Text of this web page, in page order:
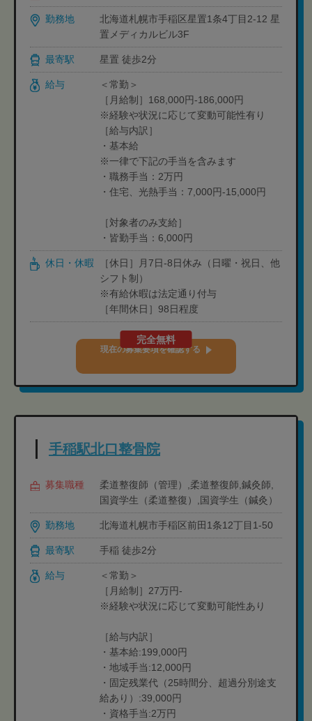
勤務地
北海道札幌市手稲区星置1条4丁目2-12 星
置メディカルビル3F
最寄駅 星置 徒歩2分
給与
＜常勤＞
［月給制］168,000円-186,000円
※経験や状況に応じて変動可能性有り
［給与内訳］
・基本給
※一律で下記の手当を含みます
・職務手当：2万円
・住宅、光熱手当：7,000円-15,000円
［対象者のみ支給］
・皆勤手当：6,000円
休日・休暇
［休日］月7日-8日休み（日曜・祝日、他
シフト制）
※有給休暇は法定通り付与
［年間休日］98日程度
完全無料
現在の募集要項を確認する
手稲駅北口整骨院
募集職種
柔道整復師（管理）,柔道整復師,鍼灸師,
国資学生（柔道整復）,国資学生（鍼灸）
勤務地 北海道札幌市手稲区前田1条12丁目1-50
最寄駅 手稲 徒歩2分
給与
＜常勤＞
［月給制］27万円-
※経験や状況に応じて変動可能性あり
［給与内訳］
・基本給:199,000円
・地域手当:12,000円
・固定残業代（25時間分、超過分別途支
給あり）:39,000円
・資格手当:2万円